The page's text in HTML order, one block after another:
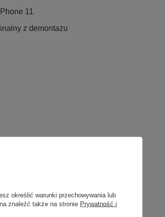
11
z demontażu
określić warunki przechowywania lub
znaleźć także na stronie Prywatność i